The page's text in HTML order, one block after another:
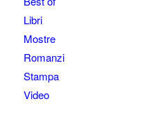
Libri
Mostre
Romanzi
Stampa
Video